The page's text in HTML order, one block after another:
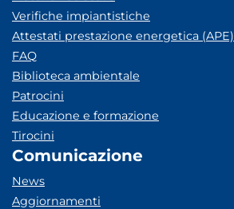
Verifiche impiantistiche
Attestati prestazione energetica (APE)
FAQ
Biblioteca ambientale
Patrocini
Educazione e formazione
Tirocini
Comunicazione
News
Aggiornamenti